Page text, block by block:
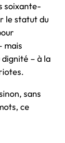
soixante-
le statut du
mais
– à la
sans
ce